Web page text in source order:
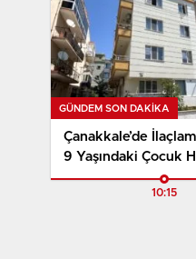
GÜNDEM SON DAKİKA
Çanakkale’de
9 Yaşındaki Çocuk
Kaybetti, Anne
10:15